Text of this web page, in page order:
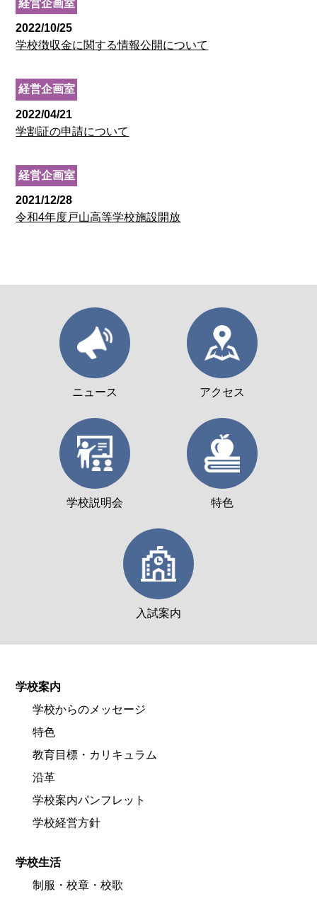
経営企画室
2022/10/25
学校徴収金に関する情報公開について
経営企画室
2022/04/21
学割証の申請について
経営企画室
2021/12/28
令和4年度戸山高等学校施設開放
ニュース アクセス
学校説明会 特色
入試案内
学校案内
学校からのメッセージ
特色
教育目標・カリキュラム
沿革
学校案内パンフレット
学校経営方針
学校生活
制服・校章・校歌